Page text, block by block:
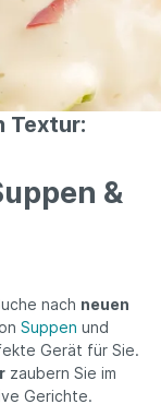
Textur:
&
nach neuen
Suppen und
Gerät für Sie.
zaubern Sie im
Gerichte.